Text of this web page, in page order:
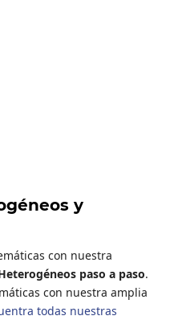
y
con nuestra
paso a paso.
con nuestra amplia
todas nuestras